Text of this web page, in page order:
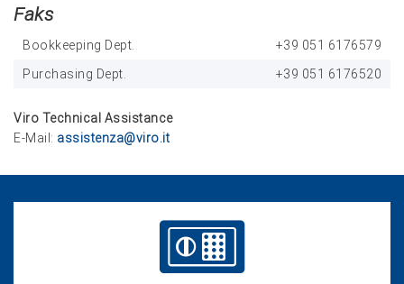
Faks
Bookkeeping Dept.
+39 051 6176579
Purchasing Dept.
+39 051 6176520
Viro Technical Assistance
E-Mail: assistenza@viro.it